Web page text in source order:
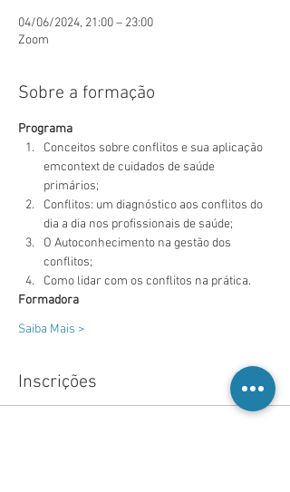
04/06/2024, 21:00 – 23:00
Zoom
Sobre a formação
Programa
Conceitos sobre conflitos e sua aplicação
emcontext de cuidados de saúde
primários;
Conflitos: um diagnóstico aos conflitos do
dia a dia nos profissionais de saúde;
O Autoconhecimento na gestão dos
conflitos;
Como lidar com os conflitos na prática.
Formadora
Saiba Mais >
Inscrições